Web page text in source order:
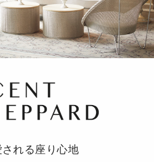
される座り心地